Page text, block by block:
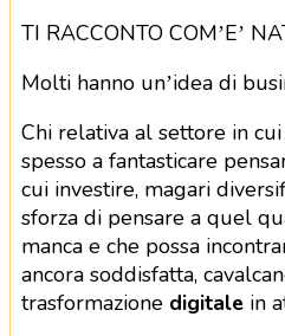
TI RACCONTO COM’E’
Molti hanno un’idea di
Chi relativa al settore in
spesso a fantasticare
cui investire, magari
sforza di pensare a quel
manca e che possa
ancora soddisfatta,
trasformazione digitalein